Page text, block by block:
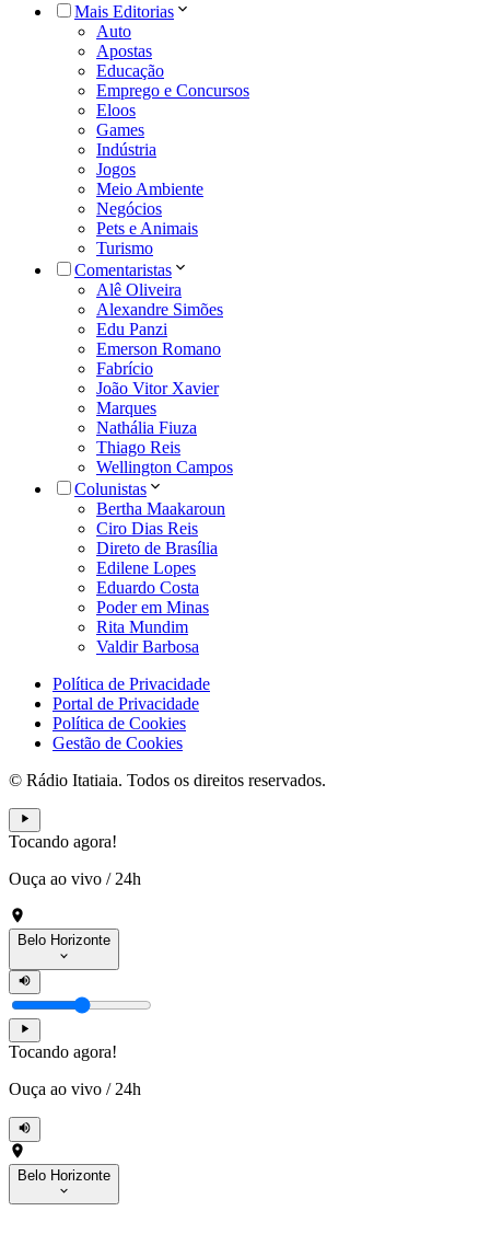
Mais Editorias
Auto
Apostas
Educação
Emprego e Concursos
Eloos
Games
Indústria
Jogos
Meio Ambiente
Negócios
Pets e Animais
Turismo
Comentaristas
Alê Oliveira
Alexandre Simões
Edu Panzi
Emerson Romano
Fabrício
João Vitor Xavier
Marques
Nathália Fiuza
Thiago Reis
Wellington Campos
Colunistas
Bertha Maakaroun
Ciro Dias Reis
Direto de Brasília
Edilene Lopes
Eduardo Costa
Poder em Minas
Rita Mundim
Valdir Barbosa
Política de Privacidade
Portal de Privacidade
Política de Cookies
Gestão de Cookies
© Rádio Itatiaia. Todos os direitos reservados.
Tocando agora!
Ouça ao vivo / 24h
Belo Horizonte
Tocando agora!
Ouça ao vivo / 24h
Belo Horizonte